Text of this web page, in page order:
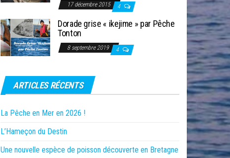
17 décembre 2015 4
Dorade grise « ikejime » par Pêche
Tonton
8 septembre 2019 4
ARTICLES RÉCENTS
La Pêche en Mer en 2026 !
L’Hameçon du Destin
Une nouvelle espèce de poisson découverte en Bretagne